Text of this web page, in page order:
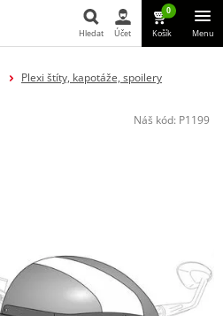
Hledat
Hledat Účet
0
Košík Menu
Plexi štíty, kapotáže, spoilery
Náš kód: P1199